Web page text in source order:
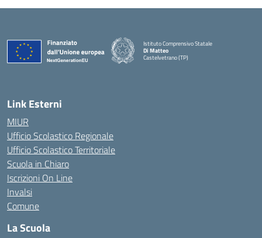
Istituto Comprensivo Statale
Di Matteo
Castelvetrano (TP)
Link Esterni
MIUR
Ufficio Scolastico Regionale
Ufficio Scolastico Territoriale
Scuola in Chiaro
Iscrizioni On Line
Invalsi
Comune
La Scuola